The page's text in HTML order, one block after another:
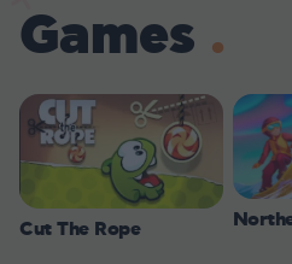
Games
Cut The Rope